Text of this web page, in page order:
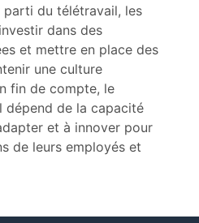
parti du télétravail, les
dans des
et mettre en place des
une culture
fin de compte, le
dépend de la capacité
et à innover pour
de leurs employés et